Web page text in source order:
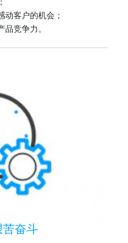
动客户的机会；
竞争力。
苦奋斗